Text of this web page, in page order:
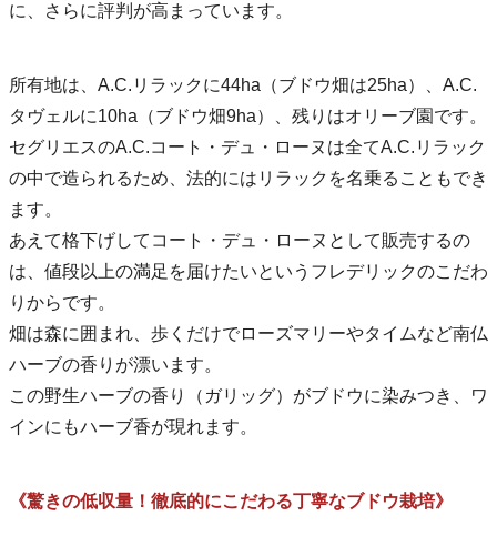
に、さらに評判が高まっています。
所有地は、A.C.リラックに44ha（ブドウ畑は25ha）、A.C.
タヴェルに10ha（ブドウ畑9ha）、残りはオリーブ園です。
セグリエスのA.C.コート・デュ・ローヌは全てA.C.リラック
の中で造られるため、法的にはリラックを名乗ることもでき
ます。
あえて格下げしてコート・デュ・ローヌとして販売するの
は、値段以上の満足を届けたいというフレデリックのこだわ
りからです。
畑は森に囲まれ、歩くだけでローズマリーやタイムなど南仏
ハーブの香りが漂います。
この野生ハーブの香り（ガリッグ）がブドウに染みつき、ワ
インにもハーブ香が現れます。
《驚きの低収量！徹底的にこだわる丁寧なブドウ栽培》